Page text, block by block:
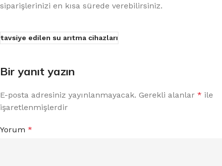
siparişlerinizi en kısa sürede verebilirsiniz.
tavsiye edilen su arıtma cihazları
Bir yanıt yazın
E-posta adresiniz yayınlanmayacak. Gerekli alanlar * ile
işaretlenmişlerdir
Yorum *